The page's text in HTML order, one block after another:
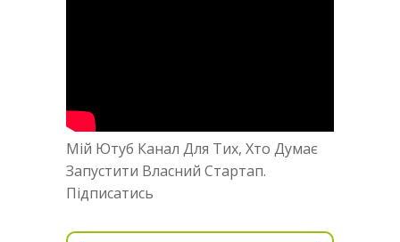
Мій Ютуб Канал Для Тих, Хто Думає
Запустити Власний Стартап.
Підписатись